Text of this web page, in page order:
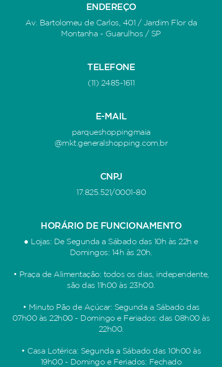
ENDEREÇO
Av. Bartolomeu de Carlos, 401 / Jardim Flor da
Montanha - Guarulhos / SP
TELEFONE
(11) 2485-1611
E-MAIL
parqueshoppingmaia
@mkt.generalshopping.com.br
CNPJ
17.825.521/0001-80
HORÁRIO DE FUNCIONAMENTO
● Lojas: De Segunda a Sábado das 10h às 22h e
Domingos: 14h às 20h.
• Praça de Alimentação: todos os dias, independente,
são das 11h00 às 23h00.
• Minuto Pão de Açúcar: Segunda a Sábado das
07h00 às 22h00 - Domingo e Feriados: das 08h00 às
22h00.
• Casa Lotérica: Segunda a Sábado das 10h00 às
19h00 - Domingo e Feriados: Fechado